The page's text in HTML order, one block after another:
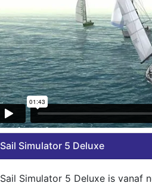
Sail Simulator 5 Deluxe
Sail Simulator 5 Deluxe is vanaf